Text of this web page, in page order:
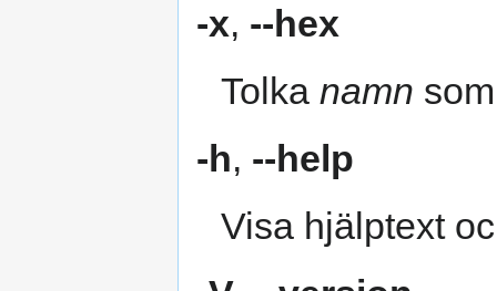
-x, --hex
Tolkanamn
-h, --help
Visa hjälptext